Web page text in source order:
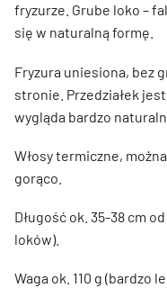
fryzurze. Grube loko –
się w naturalną formę.
Fryzura uniesiona, bez
stronie. Przedziałek
wygląda bardzo
Włosy termiczne,
gorąco.
Długość ok. 35-38 cm
loków).
Waga ok. 110 g (bardzo